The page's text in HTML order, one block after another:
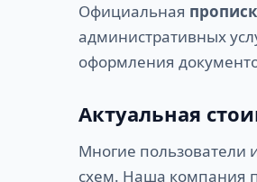
Официальная
административных
оформления
Актуальная
Многие пользователи
схем. Наша компания